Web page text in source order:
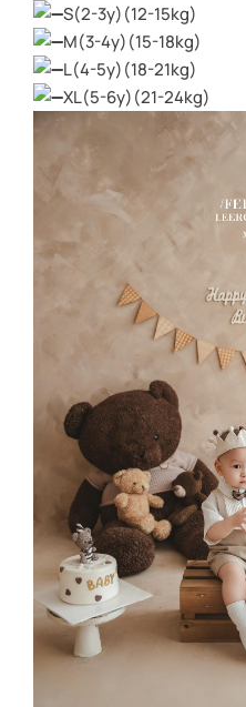
S(2-3y)(12-15kg)
M(3-4y)(15-18kg)
L(4-5y)(18-21kg)
XL(5-6y)(21-24kg)